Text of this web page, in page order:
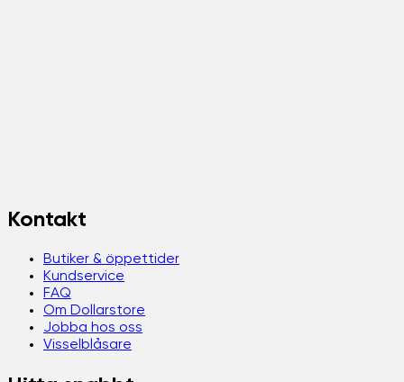
Kontakt
Butiker & öppettider
Kundservice
FAQ
Om Dollarstore
Jobba hos oss
Visselblåsare